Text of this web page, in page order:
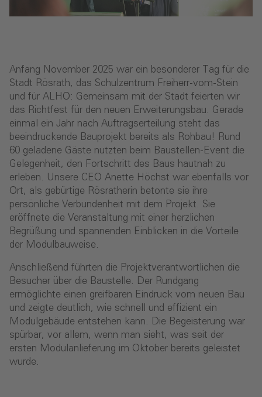
Anfang November 2025 war ein besonderer Tag für die
Stadt Rösrath, das Schulzentrum Freiherr-vom-Stein
und für ALHO: Gemeinsam mit der Stadt feierten wir
das Richtfest für den neuen Erweiterungsbau. Gerade
einmal ein Jahr nach Auftragserteilung steht das
beeindruckende Bauprojekt bereits als Rohbau! Rund
60 geladene Gäste nutzten beim Baustellen-Event die
Gelegenheit, den Fortschritt des Baus hautnah zu
erleben. Unsere CEO Anette Höchst war ebenfalls vor
Ort, als gebürtige Rösratherin betonte sie ihre
persönliche Verbundenheit mit dem Projekt. Sie
eröffnete die Veranstaltung mit einer herzlichen
Begrüßung und spannenden Einblicken in die Vorteile
der Modulbauweise.
Anschließend führten die Projektverantwortlichen die
Besucher über die Baustelle. Der Rundgang
ermöglichte einen greifbaren Eindruck vom neuen Bau
und zeigte deutlich, wie schnell und effizient ein
Modulgebäude entstehen kann. Die Begeisterung war
spürbar, vor allem, wenn man sieht, was seit der
ersten Modulanlieferung im Oktober bereits geleistet
wurde.